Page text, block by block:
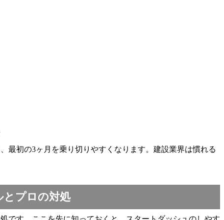
最初の3ヶ月を乗り切りやすくなります。建設業界は慣れる
とプロの対処